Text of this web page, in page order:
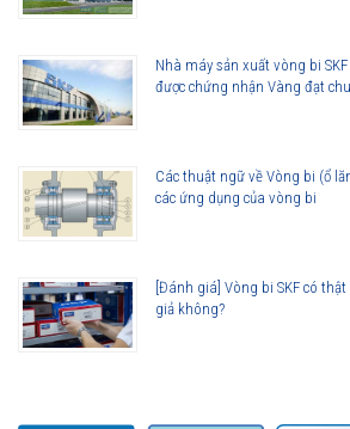
Vòng bi SKF 61801-2Z thế hệ Explorer được
các thế hệ vòng bi SKF trước đây, bởi vậy ở
nhu cầu sử dụng mỡ bôi trơn và giảm tiêu
bi.
Nhà máy sản xuất vòng bi
được chứng nhận Vàng đạt
Các thuật ngữ về Vòng bi (ổ
các ứng dụng của vòng bi
[Đánh giá] Vòng bi SKF có
giả không?